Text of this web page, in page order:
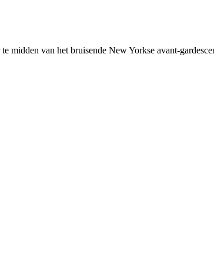
midden van het bruisende New Yorkse avant-